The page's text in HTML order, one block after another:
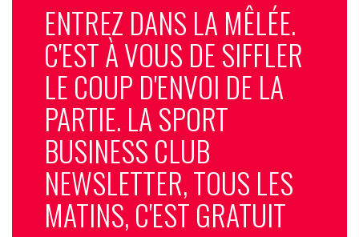
ENTREZ DANS LA MÊLÉE.
C'EST À VOUS DE SIFFLER
LE COUP D'ENVOI DE LA
PARTIE. LA SPORT
BUSINESS CLUB
NEWSLETTER, TOUS LES
MATINS, C'EST GRATUIT